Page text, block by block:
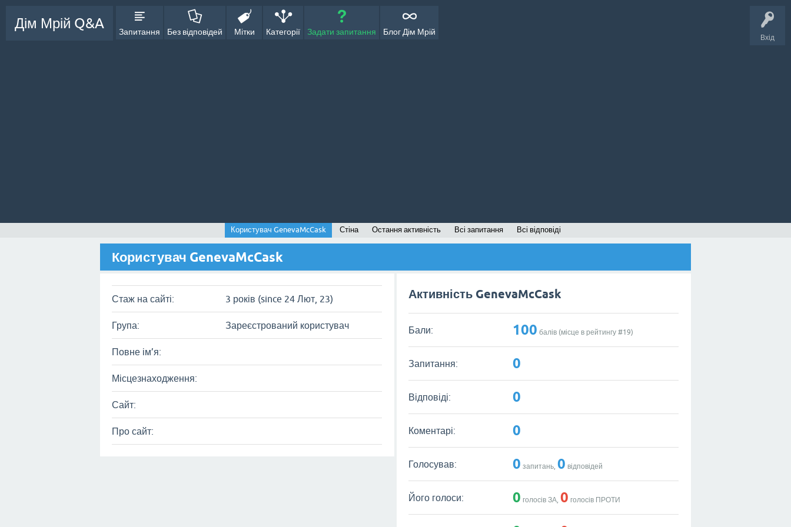
Вхід
Дім Мрій Q&A
Запитання Без відповідей Мітки Категорії Задати запитання Блог Дім Мрій
Користувач GenevaMcCask Стіна Остання активність Всі запитання Всі відповіді
Користувач GenevaMcCask
Стаж на сайті: 3 років (since 24 Лют, 23)
Група: Зареєстрований користувач
Повне ім’я:
Місцезнаходження:
Сайт:
Про сайт:
Активність GenevaMcCask
Бали: 100 балів (місце в рейтингу #19)
Запитання: 0
Відповіді: 0
Коментарі: 0
Голосував: 0 запитань,0 відповідей
Його голоси: 0 голосів ЗА,0 голосів ПРОТИ